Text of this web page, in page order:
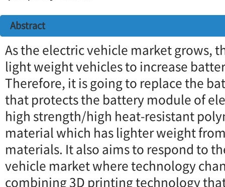
Abstract
As the electric vehicle market grows,
light weight vehicles to increase
Therefore, it is going to replace the
that protects the battery module of
high strength/high heat-resistant
material which has lighter weight
materials. It also aims to respond to
vehicle market where technology
combining 3D printing technology